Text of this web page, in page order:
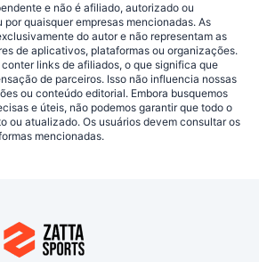
e não é afiliado, autorizado ou
por quaisquer empresas mencionadas. As
do autor e não representam as
de aplicativos, plataformas ou organizações.
links de afiliados, o que significa que
de parceiros. Isso não influencia nossas
ou conteúdo editorial. Embora busquemos
e úteis, não podemos garantir que todo o
ou atualizado. Os usuários devem consultar os
mencionadas.